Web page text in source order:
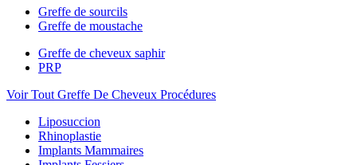
Greffe de sourcils
Greffe de moustache
Greffe de cheveux saphir
PRP
Voir Tout Greffe De Cheveux Procédures
Liposuccion
Rhinoplastie
Implants Mammaires